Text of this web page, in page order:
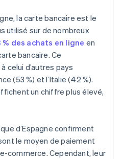
la carte bancaire est le
utilisé sur de nombreux
% des achats en ligne en
bancaire. Ce
celui d’autres pays
(53 %) et l’Italie (42 %).
un chiffre plus élevé,
d’Espagne confirment
le moyen de paiement
commerce. Cependant, leur